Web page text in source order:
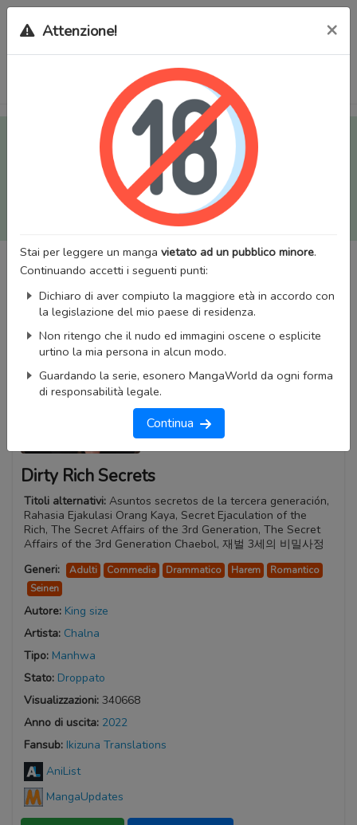
Tutti i Doujinshi e Manga per adulti (+18) sono stati trasferiti
sul nostro nuovo sito (
mangaworldadult.net
); invece, per i
Manga classici, puoi utilizzare
MangaWorld
Potrai effettuare illogincon il tuo account di MangaWorld
tutti i dati sono condivisi tra i due siti,
perderai alcun dato, inclusi bookmarks e premium
Attenzione! ×
Stai per leggere un manga vietato ad un pubblico minore.
Continuando accetti i seguenti punti:
Dichiaro di aver compiuto la maggiore età in accordo con
la legislazione del mio paese di residenza.
Non ritengo che il nudo ed immagini oscene o esplicite
urtino la mia persona in alcun modo.
Guardando la serie, esonero MangaWorld da ogni forma
di responsabilità legale.
Continua
Dirty Rich Secrets
Titoli alternativi: Asuntos secretos de la tercera generación,
Rahasia Ejakulasi Orang Kaya, Secret Ejaculation of the
Rich, The Secret Affairs of the 3rd Generation, The Secret
Affairs of the 3rd Generation Chaebol, 재벌 3세의 비밀사정
Generi:
Adulti Commedia Drammatico Harem
Romantico
Seinen
Autore: King size
Artista: Chalna
Tipo: Manhwa
Stato: Droppato
Visualizzazioni: 340668
Anno di uscita: 2022
Fansub: Ikizuna Translations
AniList
MangaUpdates